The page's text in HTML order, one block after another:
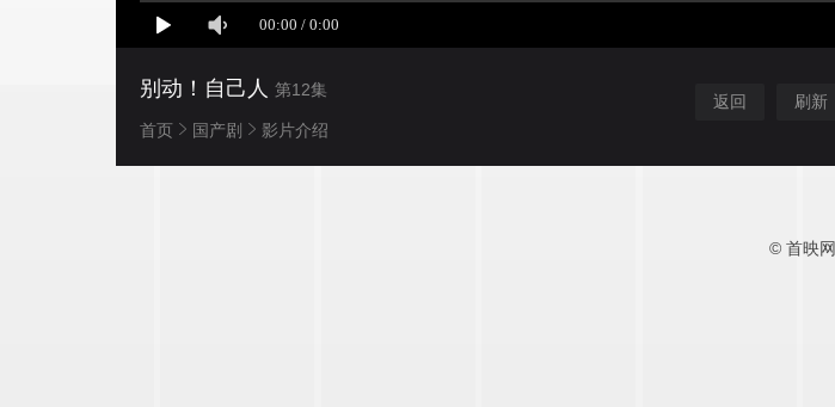
返回 刷新
别动！自己人 第12集
首页 国产剧 影片介绍
© 首映网